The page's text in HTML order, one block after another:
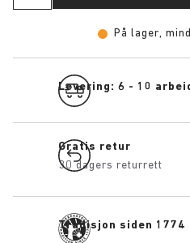
På lager,
Levering: 6 - 10
Gratis retur
30 dagers returrett
Tradisjon siden 1774